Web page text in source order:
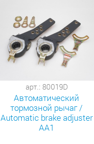
арт.: 80019D
Автоматический
тормозной рычаг /
Automatic brake adjuster
AA1